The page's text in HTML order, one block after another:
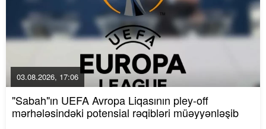
03.08.2026, 17:06
"Sabah"ın UEFA Avropa Liqasının pley-off
mərhələsindəki potensial rəqibləri müəyyənləşib